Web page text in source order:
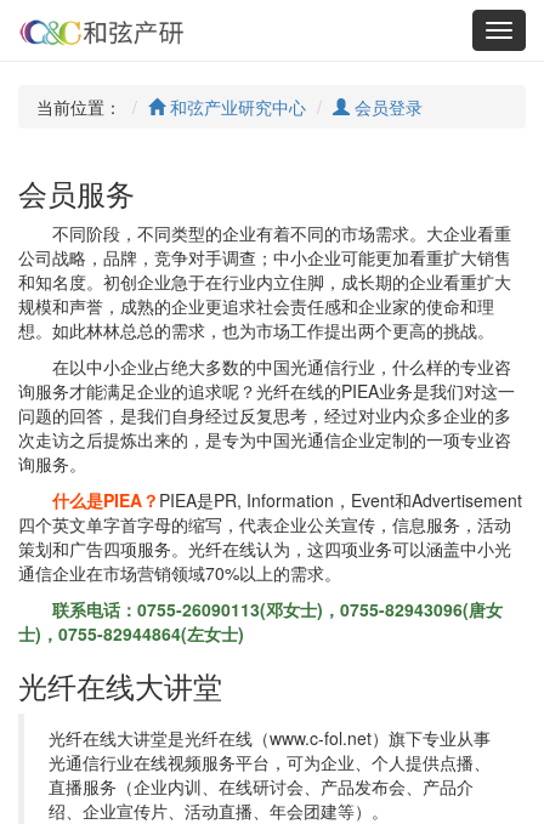
当前位置： 和弦产业研究中心 会员登录
会员服务
不同阶段，不同类型的企业有着不同的市场需求。大企业看重
公司战略，品牌，竞争对手调查；中小企业可能更加看重扩大销售
和知名度。初创企业急于在行业内立住脚，成长期的企业看重扩大
规模和声誉，成熟的企业更追求社会责任感和企业家的使命和理
想。如此林林总总的需求，也为市场工作提出两个更高的挑战。
在以中小企业占绝大多数的中国光通信行业，什么样的专业咨
询服务才能满足企业的追求呢？光纤在线的PIEA业务是我们对这一
问题的回答，是我们自身经过反复思考，经过对业内众多企业的多
次走访之后提炼出来的，是专为中国光通信企业定制的一项专业咨
询服务。
什么是PIEA？ PIEA是PR, Information，Event和Advertisement
四个英文单字首字母的缩写，代表企业公关宣传，信息服务，活动
策划和广告四项服务。光纤在线认为，这四项业务可以涵盖中小光
通信企业在市场营销领域70%以上的需求。
联系电话：0755-26090113(邓女士)，0755-82943096(唐女
士)，0755-82944864(左女士)
光纤在线大讲堂
光纤在线大讲堂是光纤在线（www.c-fol.net）旗下专业从事
光通信行业在线视频服务平台，可为企业、个人提供点播、
直播服务（企业内训、在线研讨会、产品发布会、产品介
绍、企业宣传片、活动直播、年会团建等）。